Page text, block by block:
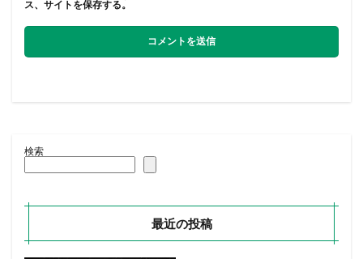
ス、サイトを保存する。
検索
最近の投稿